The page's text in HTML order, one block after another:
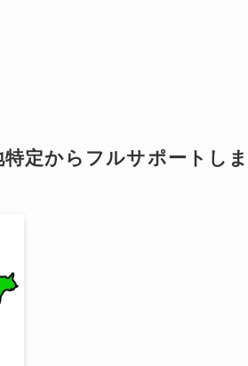
定からフルサポートしま